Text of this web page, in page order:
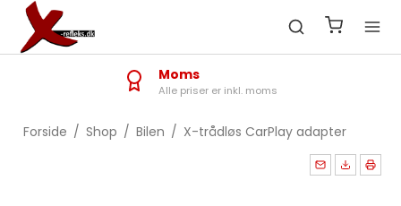
Moms
Alle priser er inkl. moms
Forside / Shop / Bilen / X-trådløs CarPlay adapter